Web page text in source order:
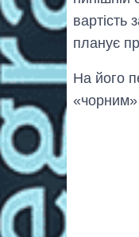
вартість
планує
На його